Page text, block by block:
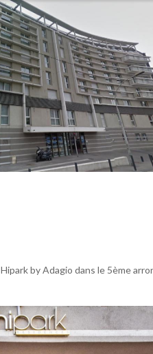
Hipark by Adagio dans le 5ème